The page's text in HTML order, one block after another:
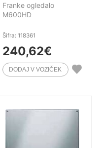
Franke ogledalo
M600HD
Šifra: 118361
240,62€